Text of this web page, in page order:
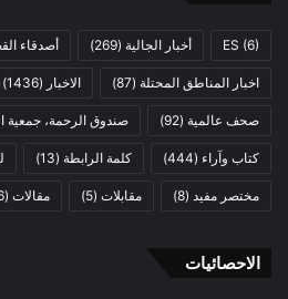
ES (6) أخبار الجالية (269) أصدقاء
اخبار المناطق المحتلة (87) الاخبار (1436)
صحف عالمية (92) صندوق الرحمة، جمعية
كتاب وآراء (444) كلمة الرابطة (13)
مختصر مفيد (8) مقابلات (5) مقالات (66)
الاحصائيات